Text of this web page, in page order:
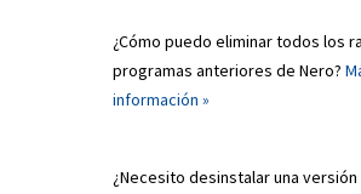
¿Cómo puedo eliminar todos los
programas anteriores de Nero?
información »
¿Necesito desinstalar una